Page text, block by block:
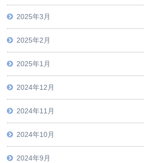
2025年3月
2025年2月
2025年1月
2024年12月
2024年11月
2024年10月
2024年9月